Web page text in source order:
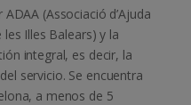
(Associació d’Ajuda
les Illes Balears) y la
integral, es decir, la
servicio. Se encuentra
a menos de 5